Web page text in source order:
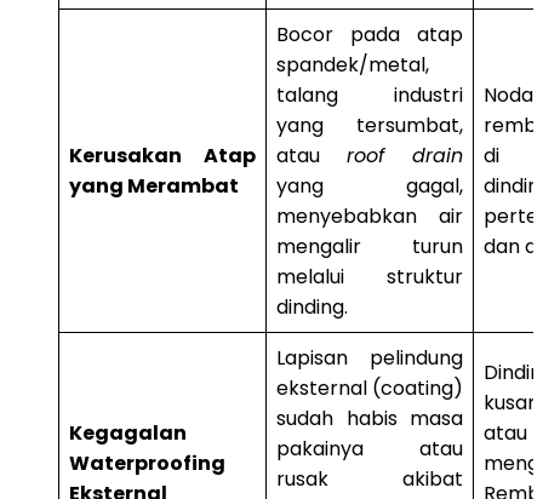
Kerusakan Atap
yang Merambat
Bocor pada atap
spandek/metal,
talang industri
yang tersumbat,
atau roof drain
yang gagal,
menyebabkan air
mengalir turun
melalui struktur
dinding.
di
dan
Kegagalan
Waterproofing
Lapisan pelindung
eksternal (coating)
sudah habis masa
pakainya atau
rusak akibat